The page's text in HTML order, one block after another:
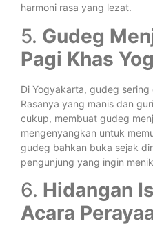
harmoni rasa yang lezat.
5. Gudeg
Pagi Khas
Di Yogyakarta, gudeg
Rasanya yang manis dan
cukup, membuat gudeg
mengenyangkan untuk
gudeg bahkan buka sejak
pengunjung yang ingin
6. Hidangan
Acara